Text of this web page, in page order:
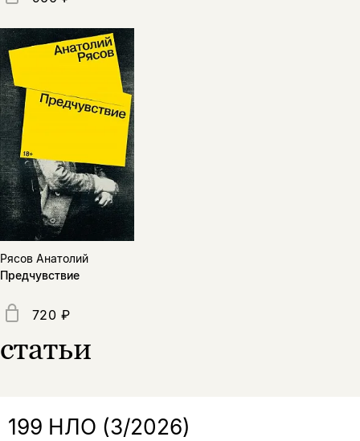
Рясов Анатолий
Предчувствие
720 ₽
статьи
199 НЛО (3/2026)
Поделиться
Копировать
ссылку
нет, вернуться назад